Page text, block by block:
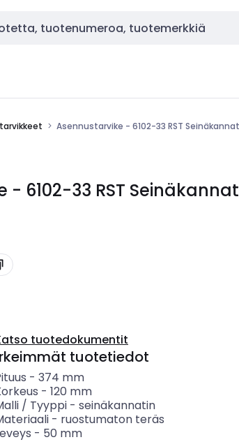
Asennustarvike - 6102-33 RST
- 6102-33 RST
tuotedokumentit
tuotetiedot
- 374 mm
- 120 mm
/ Tyyppi- seinäkannatin
- ruostumaton teräs
- 50 mm